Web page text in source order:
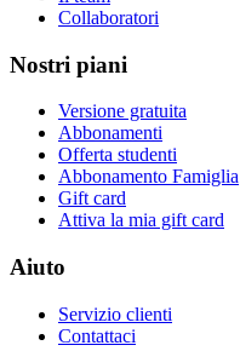
Collaboratori
Nostri piani
Versione gratuita
Abbonamenti
Offerta studenti
Abbonamento Famiglia
Gift card
Attiva la mia gift card
Aiuto
Servizio clienti
Contattaci